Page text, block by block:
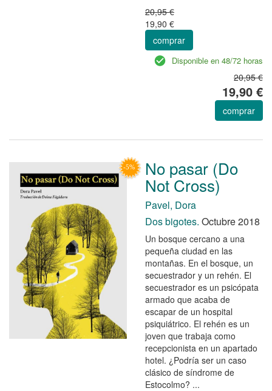
20,95 €
19,90 €
comprar
Disponible en 48/72 horas
20,95 €
19,90 €
comprar
No pasar (Do
Not Cross)
Pavel, Dora
Dos bigotes. Octubre 2018
Un bosque cercano a una
pequeña ciudad en las
montañas. En el bosque, un
secuestrador y un rehén. El
secuestrador es un psicópata
armado que acaba de
escapar de un hospital
psiquiátrico. El rehén es un
joven que trabaja como
recepcionista en un apartado
hotel. ¿Podría ser un caso
clásico de síndrome de
Estocolmo? ...